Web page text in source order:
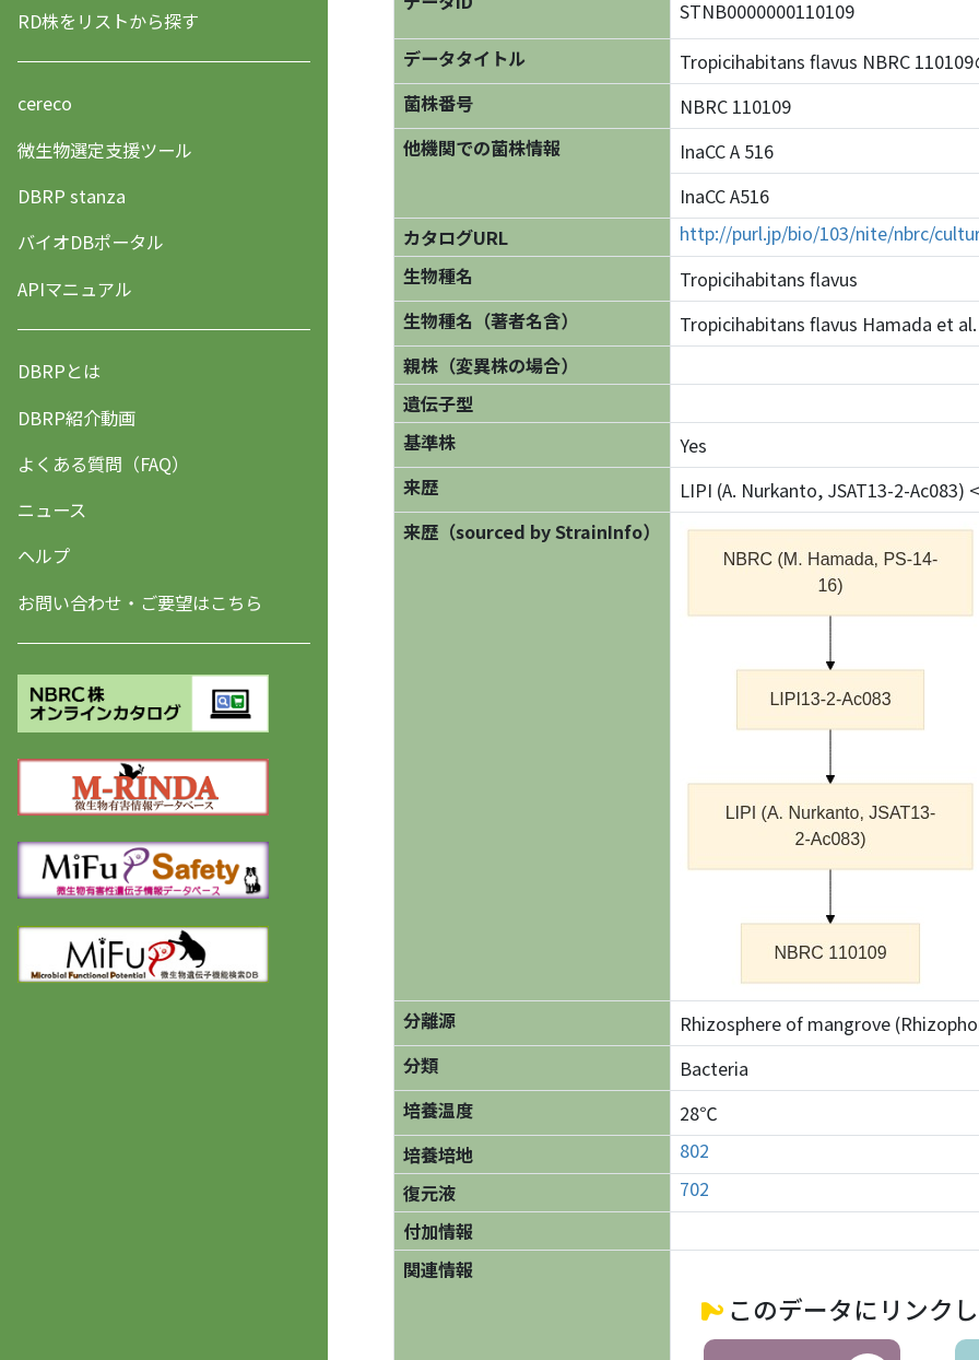
RD株をリストから探す
cereco
微生物選定支援ツール
DBRP stanza
バイオDBポータル
APIマニュアル
DBRPとは
DBRP紹介動画
よくある質問（FAQ）
ニュース
ヘルプ
お問い合わせ・ご要望はこちら
STNB0000000110109
データタイトル
Tropicihabitans flavus NBRC 110109
菌株番号
NBRC 110109
他機関での菌株情報
InaCC A 516
InaCC A516
カタログURL
http://purl.jp/bio/103/nite/nbrc/
生物種名
Tropicihabitans flavus
生物種名（著者名含）
Tropicihabitans flavus Hamada et
親株（変異株の場合）
遺伝子型
基準株
Yes
来歴
LIPI (A. Nurkanto, JSAT13-2-Ac083)
来歴（sourced by StrainInfo）
分離源
Rhizosphere of mangrove
分類
Bacteria
培養温度
28℃
培養培地
802
復元液
702
付加情報
関連情報
このデータにリンク